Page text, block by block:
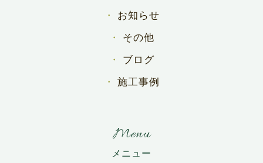
お知らせ
その他
ブログ
施工事例
Menu